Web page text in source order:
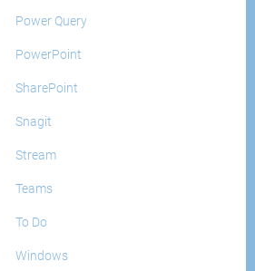
Power Query
PowerPoint
SharePoint
Snagit
Stream
Teams
To Do
Windows